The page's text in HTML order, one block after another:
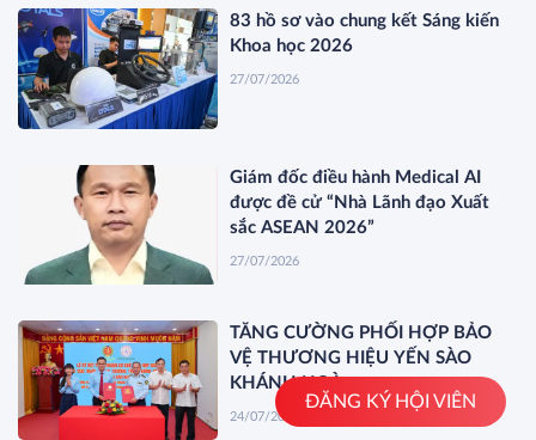
83 hồ sơ vào chung kết Sáng kiến
Khoa học 2026
27/07/2026
Giám đốc điều hành Medical AI
được đề cử “Nhà Lãnh đạo Xuất
sắc ASEAN 2026”
27/07/2026
TĂNG CƯỜNG PHỐI HỢP BẢO
VỆ THƯƠNG HIỆU YẾN SÀO
KHÁNH HOÀ
24/07/2026
ĐĂNG KÝ HỘI VIÊN